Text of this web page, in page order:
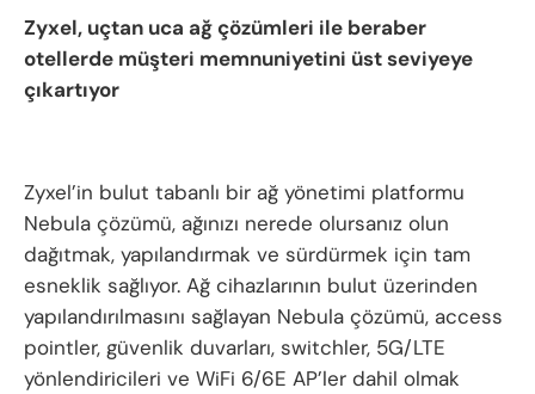
Zyxel, uçtan uca ağ çözümleri ile beraber
otellerde müşteri memnuniyetini üst seviyeye
çıkartıyor
Zyxel’in bulut tabanlı bir ağ yönetimi platformu
Nebula çözümü, ağınızı nerede olursanız olun
dağıtmak, yapılandırmak ve sürdürmek için tam
esneklik sağlıyor. Ağ cihazlarının bulut üzerinden
yapılandırılmasını sağlayan Nebula çözümü, access
pointler, güvenlik duvarları, switchler, 5G/LTE
yönlendiricileri ve WiFi 6/6E AP’ler dahil olmak